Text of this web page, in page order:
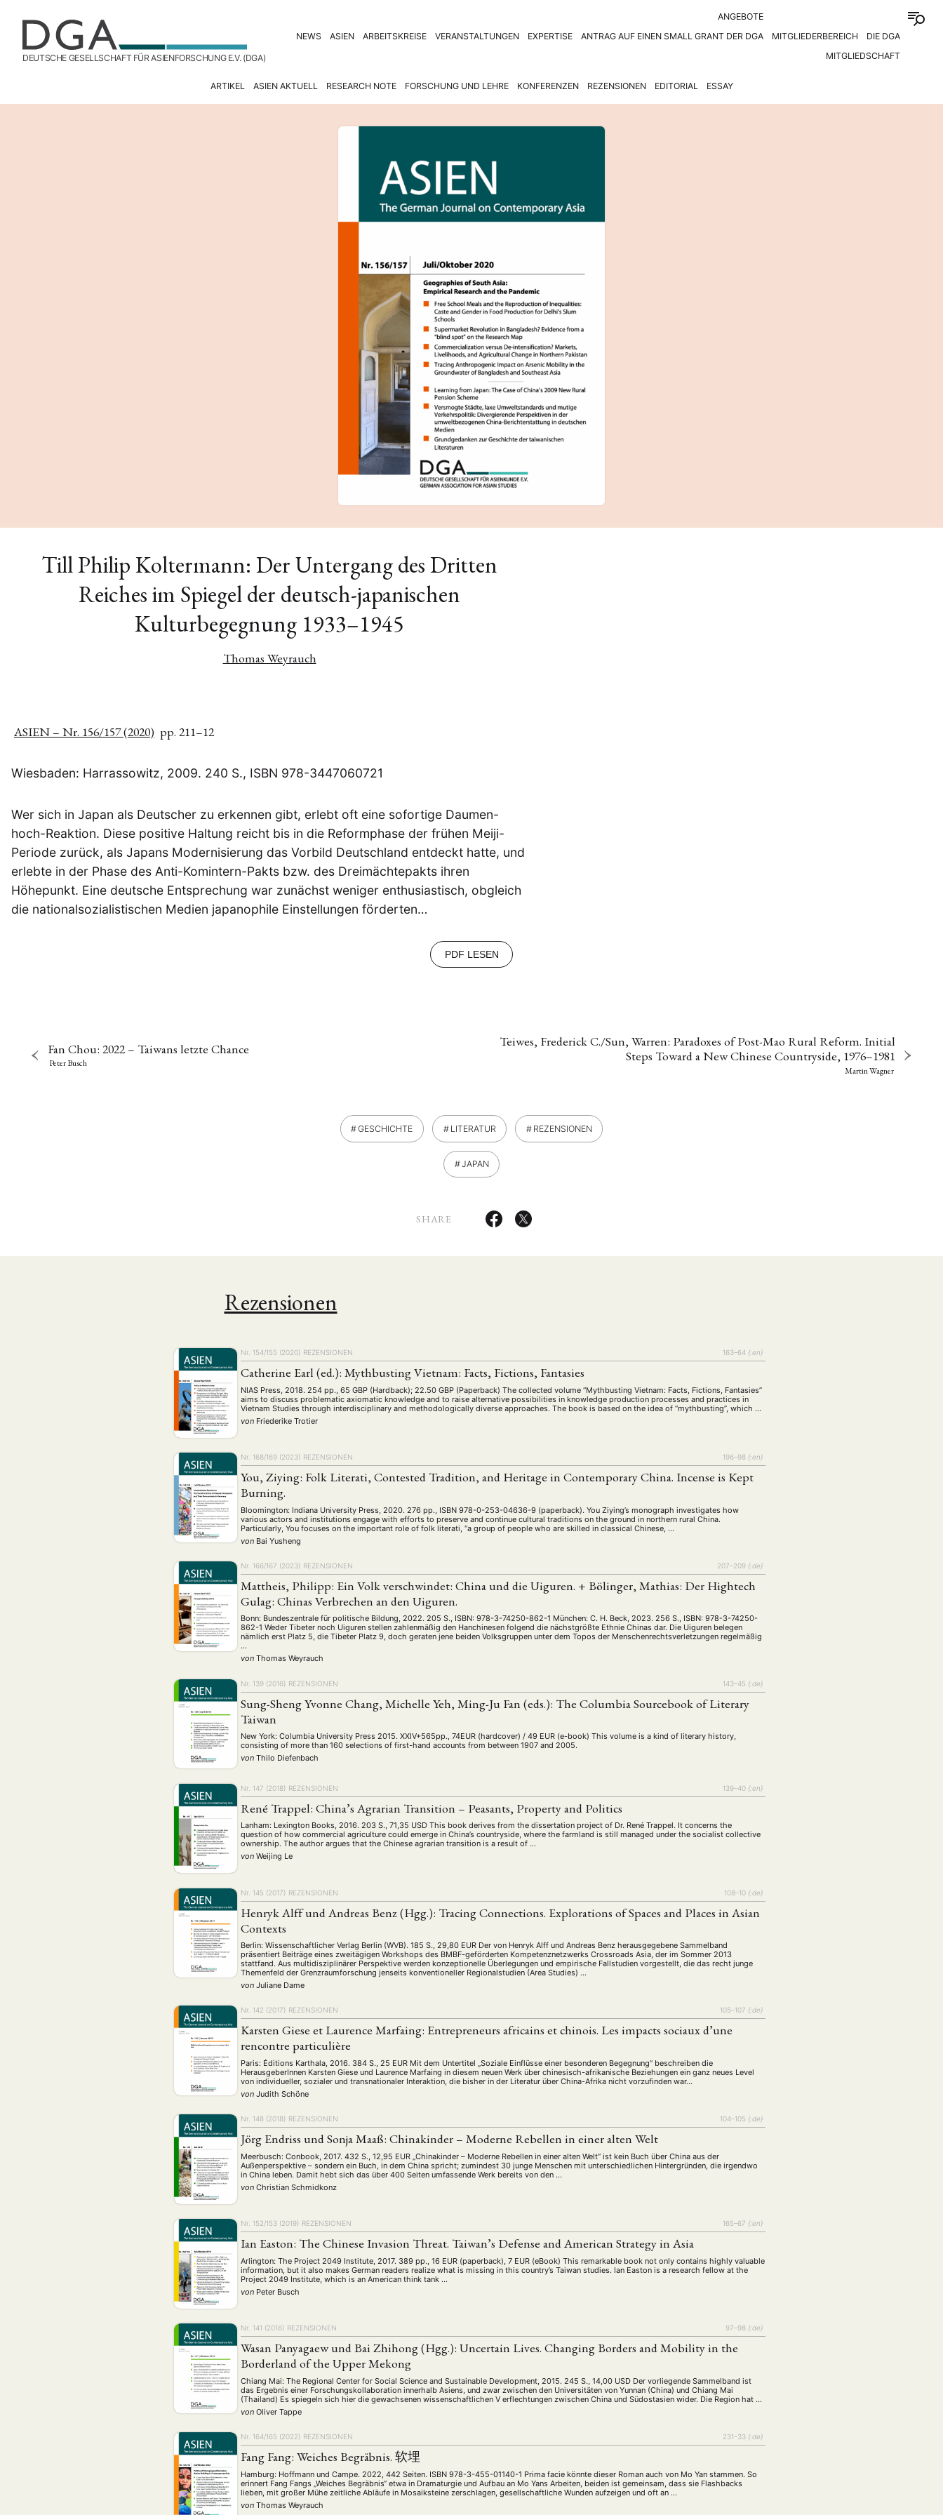
DEUTSCHE GESELLSCHAFT FÜR ASIENFORSCHUNG E.V. (DGA)
NEWS ASIEN ARBEITSKREISE VERANSTALTUNGEN EXPERTISE
ANGEBOTE
ANTRAG AUF EINEN SMALL GRANT DER DGA
MITGLIEDERBEREICH
DIE DGA
MITGLIEDSCHAFT
NEWS ASIEN ARBEITSKREISE VERANSTALTUNGEN EXPERTISE
ANTRAG AUF EINEN SMALL GRANT DER DGA
MITGLIEDERBEREICH
DIE DGA MITGLIEDSCHAFT
Aktuelles von unseren Mitgliedern Art ASIEN (Zeitschrift) Auszeichnung Bericht
Geografie (2) Geschichte (93) Gesellschaft (283) Globalisation (7) Hybrid (172) Kultur (27) Kunst (4)
Lecture (94) Literatur (261) Medien (24) Nationalism
Politik (417) Politikwissenschaften (13) Praktikum (8) Präsentation (13) Programm (5) Publikation (23)
Recht (20) Religion (75) Sozialwissenschaften (4) Sprache (36) Sprachkurse (8) Stellenausschreibung (661)
Stipendium (53)
Umwelt (45)
MITGLIEDSCHAFT
SPENDEN SIE JETZT!
ARTIKEL ASIEN AKTUELL RESEARCH NOTE FORSCHUNG UND LEHRE KONFERENZEN REZENSIONEN EDITORIAL ESSAY
Till Philip Koltermann: Der Untergang des Dritten
Reiches im Spiegel der deutsch-japanischen
Kulturbegegnung 1933–1945
Thomas Weyrauch
ASIEN – Nr. 156/157 (2020) pp. 211–12
Wiesbaden: Harrassowitz, 2009. 240 S., ISBN 978-3447060721
Wer sich in Japan als Deutscher zu erkennen gibt, erlebt oft eine sofortige Daumen-
hoch-Reaktion. Diese positive Haltung reicht bis in die Reformphase der frühen Meiji-
Periode zurück, als Japans Modernisierung das Vorbild Deutschland entdeckt hatte, und
erlebte in der Phase des Anti-Komintern-Pakts bzw. des Dreimächtepakts ihren
Höhepunkt. Eine deutsche Entsprechung war zunächst weniger enthusiastisch, obgleich
die nationalsozialistischen Medien japanophile Einstellungen förderten…
PDF LESEN
Fan Chou: 2022 – Taiwans letzte Chance
Peter Busch
Teiwes, Frederick C./Sun, Warren: Paradoxes of Post-Mao Rural Reform. Initial
Steps Toward a New Chinese Countryside, 1976–1981
Martin Wagner
GESCHICHTE LITERATUR REZENSIONEN
JAPAN
SHARE
Rezensionen
Nr. 154/155 (2020) REZENSIONEN 163–64 {:en}
Catherine Earl (ed.): Mythbusting Vietnam: Facts, Fictions, Fantasies
NIAS Press, 2018. 254 pp., 65 GBP (Hardback); 22.50 GBP (Paperback) The collected volume “Mythbusting Vietnam: Facts, Fictions, Fantasies”
aims to discuss problematic axiomatic knowledge and to raise alternative possibilities in knowledge production processes and practices in
Vietnam Studies through interdisciplinary and methodologically diverse approaches. The book is based on the idea of “mythbusting”, which …
von Friederike Trotier
Nr. 168/169 (2023) REZENSIONEN 196–98 {:en}
You, Ziying: Folk Literati, Contested Tradition, and Heritage in Contemporary China. Incense is Kept
Burning.
Bloomington: Indiana University Press, 2020. 276 pp., ISBN 978-0-253-04636-9 (paperback). You Ziying’s monograph investigates how
various actors and institutions engage with efforts to preserve and continue cultural traditions on the ground in northern rural China.
Particularly, You focuses on the important role of folk literati, “a group of people who are skilled in classical Chinese, …
von Bai Yusheng
Nr. 166/167 (2023) REZENSIONEN 207–209 {:de}
Mattheis, Philipp: Ein Volk verschwindet: China und die Uiguren. + Bölinger, Mathias: Der Hightech
Gulag: Chinas Verbrechen an den Uiguren.
Bonn: Bundeszentrale für politische Bildung, 2022. 205 S., ISBN: 978-3-74250-862-1 München: C. H. Beck, 2023. 256 S., ISBN: 978-3-74250-
862-1 Weder Tibeter noch Uiguren stellen zahlenmäßig den Hanchinesen folgend die nächstgrößte Ethnie Chinas dar. Die Uiguren belegen
nämlich erst Platz 5, die Tibeter Platz 9, doch geraten jene beiden Volksgruppen unter dem Topos der Menschenrechtsverletzungen regelmäßig
…
von Thomas Weyrauch
Nr. 139 (2016) REZENSIONEN 143–45 {:de}
Sung-Sheng Yvonne Chang, Michelle Yeh, Ming-Ju Fan (eds.): The Columbia Sourcebook of Literary
Taiwan
New York: Columbia University Press 2015. XXIV+565pp., 74EUR (hardcover) / 49 EUR (e-book) This volume is a kind of literary history,
consisting of more than 160 selections of first-hand accounts from between 1907 and 2005.
von Thilo Diefenbach
Nr. 147 (2018) REZENSIONEN 139–40 {:en}
René Trappel: China’s Agrarian Transition – Peasants, Property and Politics
Lanham: Lexington Books, 2016. 203 S., 71,35 USD This book derives from the dissertation project of Dr. René Trappel. It concerns the
question of how commercial agriculture could emerge in China’s countryside, where the farmland is still managed under the socialist collective
ownership. The author argues that the Chinese agrarian transition is a result of …
von Weijing Le
Nr. 145 (2017) REZENSIONEN 108–10 {:de}
Henryk Alff und Andreas Benz (Hgg.): Tracing Connections. Explorations of Spaces and Places in Asian
Contexts
Berlin: Wissenschaftlicher Verlag Berlin (WVB). 185 S., 29,80 EUR Der von Henryk Alff und Andreas Benz herausgegebene Sammelband
präsentiert Beiträge eines zweitägigen Workshops des BMBF-geförderten Kompetenznetzwerks Crossroads Asia, der im Sommer 2013
stattfand. Aus multidisziplinärer Perspektive werden konzeptionelle Überlegungen und empirische Fallstudien vorgestellt, die das recht junge
Themenfeld der Grenzraumforschung jenseits konventioneller Regionalstudien (Area Studies) …
von Juliane Dame
Nr. 142 (2017) REZENSIONEN 105–107 {:de}
Karsten Giese et Laurence Marfaing: Entrepreneurs africains et chinois. Les impacts sociaux d’une
rencontre particulière
Paris: Éditions Karthala, 2016. 384 S., 25 EUR Mit dem Untertitel „Soziale Einflüsse einer besonderen Begegnung“ beschreiben die
HerausgeberInnen Karsten Giese und Laurence Marfaing in diesem neuen Werk über chinesisch-afrikanische Beziehungen ein ganz neues Level
von individueller, sozialer und transnationaler Interaktion, die bisher in der Literatur über China-Afrika nicht vorzufinden war…
von Judith Schöne
Nr. 148 (2018) REZENSIONEN 104–105 {:de}
Jörg Endriss und Sonja Maaß: Chinakinder – Moderne Rebellen in einer alten Welt
Meerbusch: Conbook, 2017. 432 S., 12,95 EUR „Chinakinder – Moderne Rebellen in einer alten Welt“ ist kein Buch über China aus der
Außenperspektive – sondern ein Buch, in dem China spricht; zumindest 30 junge Menschen mit unterschiedlichen Hintergründen, die irgendwo
in China leben. Damit hebt sich das über 400 Seiten umfassende Werk bereits von den …
von Christian Schmidkonz
Nr. 152/153 (2019) REZENSIONEN 165–67 {:en}
Ian Easton: The Chinese Invasion Threat. Taiwan’s Defense and American Strategy in Asia
Arlington: The Project 2049 Institute, 2017. 389 pp., 16 EUR (paperback), 7 EUR (eBook) This remarkable book not only contains highly valuable
information, but it also makes German readers realize what is missing in this country’s Taiwan studies. Ian Easton is a research fellow at the
Project 2049 Institute, which is an American think tank …
von Peter Busch
Nr. 141 (2016) REZENSIONEN 97–98 {:de}
Wasan Panyagaew und Bai Zhihong (Hgg.): Uncertain Lives. Changing Borders and Mobility in the
Borderland of the Upper Mekong
Chiang Mai: The Regional Center for Social Science and Sustainable Development, 2015. 245 S., 14,00 USD Der vorliegende Sammelband ist
das Ergebnis einer Forschungskollaboration innerhalb Asiens, und zwar zwischen den Universitäten von Yunnan (China) und Chiang Mai
(Thailand) Es spiegeln sich hier die gewachsenen wissenschaftlichen V erflechtungen zwischen China und Südostasien wider. Die Region hat …
von Oliver Tappe
Nr. 164/165 (2022) REZENSIONEN 231–33 {:de}
Fang Fang: Weiches Begräbnis. 软埋
Hamburg: Hoffmann und Campe. 2022, 442 Seiten. ISBN 978-3-455-01140-1 Prima facie könnte dieser Roman auch von Mo Yan stammen. So
erinnert Fang Fangs „Weiches Begräbnis“ etwa in Dramaturgie und Aufbau an Mo Yans Arbeiten, beiden ist gemeinsam, dass sie Flashbacks
lieben, mit großer Mühe zeitliche Abläufe in Mosaiksteine zerschlagen, gesellschaftliche Wunden aufzeigen und oft an …
von Thomas Weyrauch